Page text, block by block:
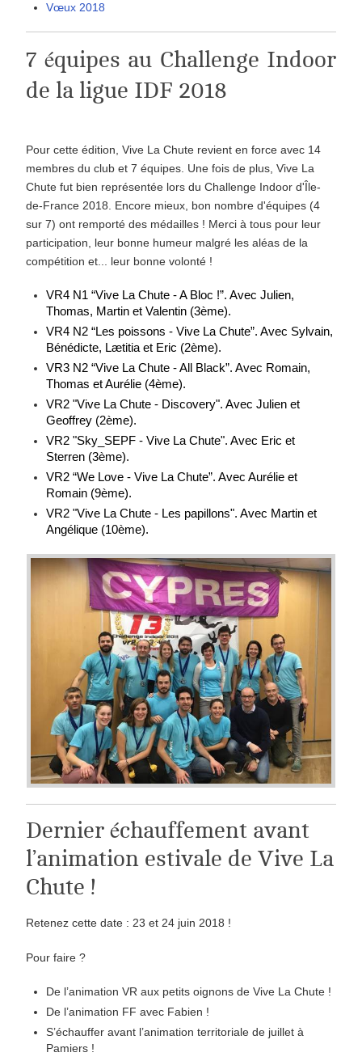
Vœux 2018
7 équipes au Challenge Indoor
de la ligue IDF 2018
Pour cette édition, Vive La Chute revient en force avec 14
membres du club et 7 équipes. Une fois de plus, Vive La
Chute fut bien représentée lors du Challenge Indoor d'Île-
de-France 2018. Encore mieux, bon nombre d'équipes (4
sur 7) ont remporté des médailles ! Merci à tous pour leur
participation, leur bonne humeur malgré les aléas de la
compétition et... leur bonne volonté !
VR4 N1 “Vive La Chute - A Bloc !”. Avec Julien,
Thomas, Martin et Valentin (3ème).
VR4 N2 “Les poissons - Vive La Chute”. Avec Sylvain,
Bénédicte, Lætitia et Eric (2ème).
VR3 N2 “Vive La Chute - All Black”. Avec Romain,
Thomas et Aurélie (4ème).
VR2 "Vive La Chute - Discovery". Avec Julien et
Geoffrey (2ème).
VR2 "Sky_SEPF - Vive La Chute". Avec Eric et
Sterren (3ème).
VR2 “We Love - Vive La Chute”. Avec Aurélie et
Romain (9ème).
VR2 "Vive La Chute - Les papillons". Avec Martin et
Angélique (10ème).
Dernier échauffement avant
l’animation estivale de Vive La
Chute !
Retenez cette date : 23 et 24 juin 2018 !
Pour faire ?
De l’animation VR aux petits oignons de Vive La Chute !
De l’animation FF avec Fabien !
S’échauffer avant l’animation territoriale de juillet à
Pamiers !